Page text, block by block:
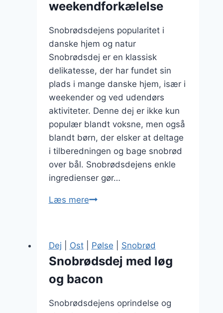
weekendforkælelse
Snobrødsdejens popularitet i
danske hjem og natur
Snobrødsdej er en klassisk
delikatesse, der har fundet sin
plads i mange danske hjem, især i
weekender og ved udendørs
aktiviteter. Denne dej er ikke kun
populær blandt voksne, men også
blandt børn, der elsker at deltage
i tilberedningen og bage snobrød
over bål. Snobrødsdejens enkle
ingredienser gør…
Læs mereSnobrødsdej
og
perlesukker
til
weekendforkælelse
Dej Ost| Pølse Snobrød
Snobrødsdej med løg
og bacon
Snobrødsdejens oprindelse og